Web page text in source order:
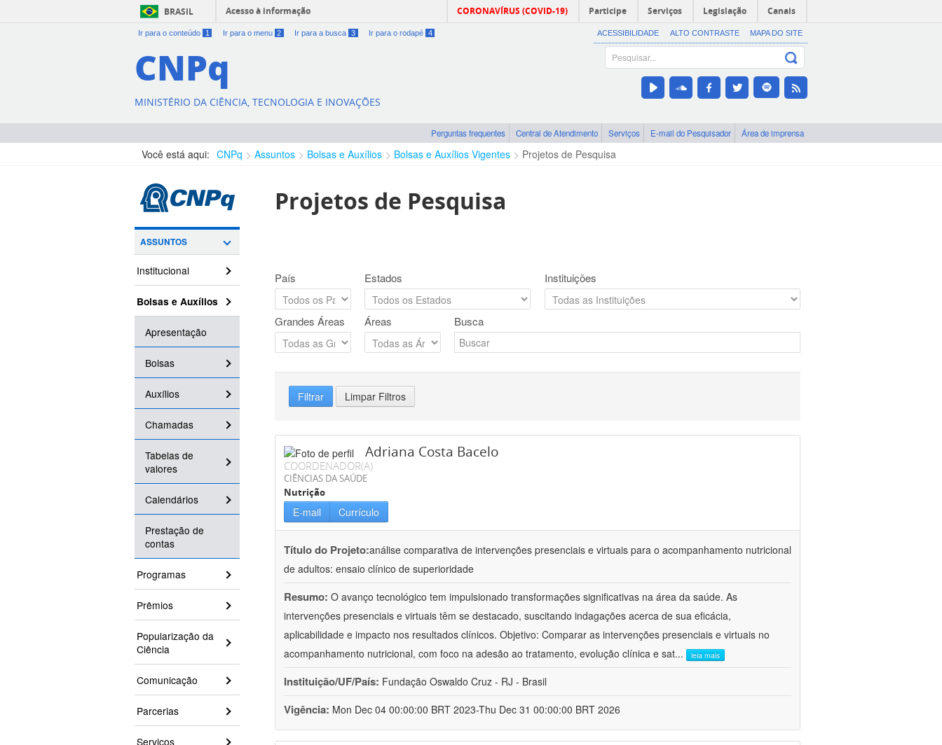
BRASIL Acesso à informação CORONAVÍRUS (COVID-19) Participe Serviços Legislação Canais
Ir para o conteúdo 1 Ir para o menu 2 Ir para a busca 3 Ir para o rodapé 4 ACESSIBILIDADE ALTO CONTRASTE MAPA DO SITE
CNPq
MINISTÉRIO DA CIÊNCIA, TECNOLOGIA E INOVAÇÕES
Perguntas frequentes Central de Atendimento Serviços E-mail do Pesquisador Área de imprensa
Você está aqui: CNPq Assuntos Bolsas e Auxílios Bolsas e Auxílios Vigentes Projetos de Pesquisa
ASSUNTOS
Institucional
Bolsas e Auxílios
Apresentação
Bolsas
Auxílios
Chamadas
Tabelas de
valores
Calendários
Prestação de
contas
Programas
Prêmios
Popularização da
Ciência
Comunicação
Parcerias
Serviços
Projetos de Pesquisa
País Estados Instituições
Grandes Áreas Áreas Busca
Filtrar Limpar Filtros
Adriana Costa Bacelo
COORDENADOR(A)
CIÊNCIAS DA SAÚDE
Nutrição
E-mail Currículo
Título do Projeto:análise comparativa de intervenções presenciais e virtuais para o acompanhamento nutricional
de adultos: ensaio clínico de superioridade
Resumo: O avanço tecnológico tem impulsionado transformações significativas na área da saúde. As
intervenções presenciais e virtuais têm se destacado, suscitando indagações acerca de sua eficácia,
aplicabilidade e impacto nos resultados clínicos. Objetivo: Comparar as intervenções presenciais e virtuais no
acompanhamento nutricional, com foco na adesão ao tratamento, evolução clínica e sat... leia mais
Instituição/UF/País: Fundação Oswaldo Cruz - RJ - Brasil
Vigência: Mon Dec 04 00:00:00 BRT 2023-Thu Dec 31 00:00:00 BRT 2026